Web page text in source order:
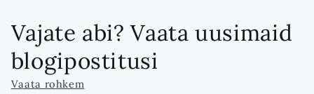
Vajate abi? Vaata uusimaid
blogipostitusi
Vaata rohkem